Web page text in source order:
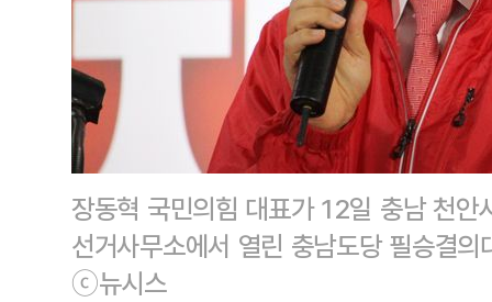
장동혁 국민의힘 대표가 12일 충남 천안
선거사무소에서 열린 충남도당 필승결
ⓒ뉴시스